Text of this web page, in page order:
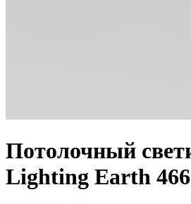
Потолочный
Lighting Earth